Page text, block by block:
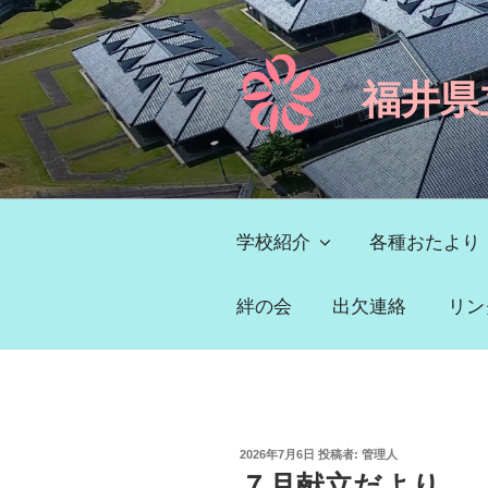
コ
ン
テ
ス
キ
福井
学校紹介 各種おたより
絆の会 出欠連絡 リ
投
2026年7月6日 投稿者: 管理人